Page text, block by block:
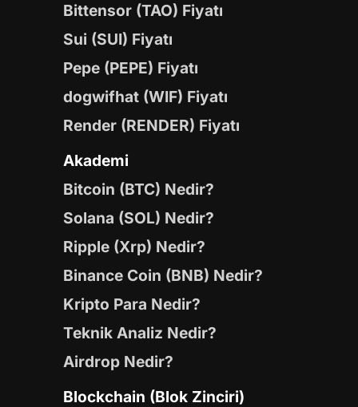
Bittensor (TAO) Fiyatı
Sui (SUI) Fiyatı
Pepe (PEPE) Fiyatı
dogwifhat (WIF) Fiyatı
Render (RENDER) Fiyatı
Akademi
Bitcoin (BTC) Nedir?
Solana (SOL) Nedir?
Ripple (Xrp) Nedir?
Binance Coin (BNB) Nedir?
Kripto Para Nedir?
Teknik Analiz Nedir?
Airdrop Nedir?
Blockchain (Blok Zinciri)